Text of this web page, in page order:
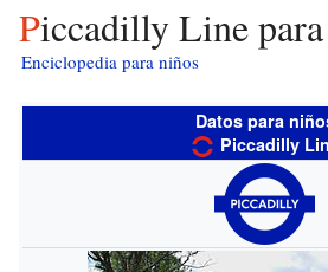
Piccadilly Line
Enciclopedia para niños
Datos para
Piccadilly